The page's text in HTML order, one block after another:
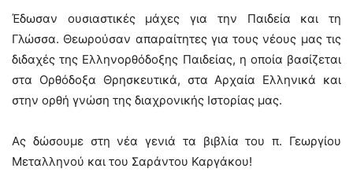
Έδωσαν ουσιαστικές μάχες για την Παιδεία και τη
Γλώσσα. Θεωρούσαν απαραίτητες για τους νέους μας τις
διδαχές της Ελληνορθόδοξης Παιδείας, η οποία βασίζεται
στα Ορθόδοξα Θρησκευτικά, στα Αρχαία Ελληνικά και
στην ορθή γνώση της διαχρονικής Ιστορίας μας.
Ας δώσουμε στη νέα γενιά τα βιβλία του π. Γεωργίου
Μεταλληνού και του Σαράντου Καργάκου!